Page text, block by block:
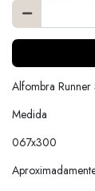
Alfombra Runner
Medida
067x300